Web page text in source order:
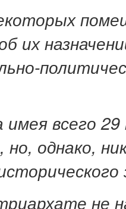
их
всего
однако,
не